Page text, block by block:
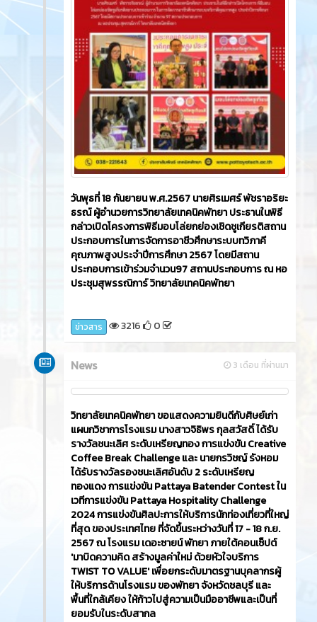
วันพุธที่ 18 กันยายน พ.ศ.2567 นายศิรเมศร์ พัชราอริยะ
ธรณ์ ผู้อำนวยการวิทยาลัยเทคนิคพัทยา ประธานในพิธี
กล่าวเปิดโครงการพิธีมอบโล่ยกย่องเชิดชูเกียรติสถาน
ประกอบการในการจัดการอาชีวศึกษาระบบทวิภาคี
คุณภาพสูงประจำปีการศึกษา 2567 โดยมีสถาน
ประกอบการเข้าร่วมจำนวน97 สถานประกอบการ ณ หอ
ประชุมสุพรรณิการ์ วิทยาลัยเทคนิคพัทยา
ข่าวสาร 3216 0
3 เดือน ที่ผ่านมา
News
วิทยาลัยเทคนิคพัทยา ขอแสดงความยินดีกับศิษย์เก่า
แผนกวิชาการโรงแรม นางสาวจิธิพร กุลสวัสดิ์ ได้รับ
รางวัลชนะเลิศ ระดับเหรียญทอง การแข่งขัน Creative
Coffee Break Challenge และ นายกรวิชญ์ รังหอม
ได้รับรางวัลรองชนะเลิศอันดับ 2 ระดับเหรียญ
ทองแดง การแข่งขัน Pattaya Batender Contest ใน
เวทีการแข่งขัน Pattaya Hospitality Challenge
2024 การแข่งขันศิลปะการให้บริการนักท่องเที่ยวที่ใหญ่
ที่สุด ของประเทศไทย ที่จัดขึ้นระหว่างวันที่ 17 - 18 ก.ย.
2567 ณ โรงแรม เดอะซายน์ พัทยา ภายใต้คอนเซ็ปต์
'มาบิดความคิด สร้างมูลค่าใหม่ ด้วยหัวใจบริการ
TWIST TO VALUE' เพื่อยกระดับมาตรฐานบุคลากรผู้
ให้บริการด้านโรงแรม ของพัทยา จังหวัดชลบุรี และ
พื้นที่ใกล้เคียง ให้ก้าวไปสู่ความเป็นมืออาชีพและเป็นที่
ยอมรับในระดับสากล